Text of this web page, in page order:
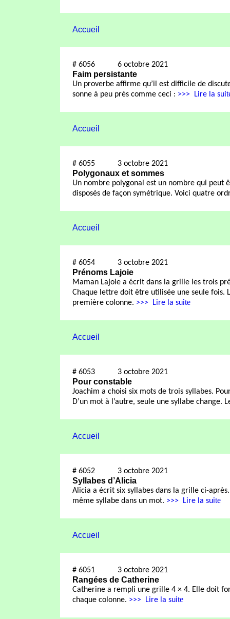
Accueil
# 6056 6 octobre 2021
Faim persistante
Un proverbe affirme qu’il est difficile de
sonne à peu près comme ceci : >>> Lire la sui
Accueil
# 6055 3 octobre 2021
Polygonaux et sommes
Un nombre polygonal est un nombre qui peut
disposés de façon symétrique. Voici quatre
Accueil
# 6054 3 octobre 2021
Prénoms Lajoie
Maman Lajoie a écrit dans la grille les trois
Chaque lettre doit être utilisée une seule
première colonne. >>> Lire la suite
Accueil
# 6053 3 octobre 2021
Pour constable
Joachim a choisi six mots de trois syllabes.
D’un mot à l’autre, seule une syllabe change.
Accueil
# 6052 3 octobre 2021
Syllabes d’Alicia
Alicia a écrit six syllabes dans la grille ci-
même syllabe dans un mot. >>> Lire la suite
Accueil
# 6051 3 octobre 2021
Rangées de Catherine
Catherine a rempli une grille 4 × 4. Elle doit
chaque colonne. >>> Lire la suite